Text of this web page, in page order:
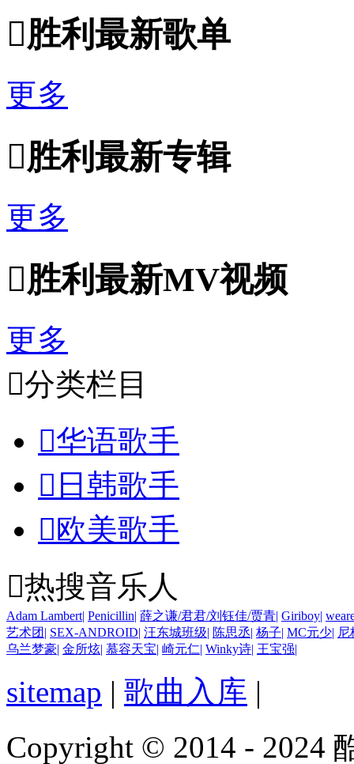
胜利最新歌单
更多
胜利最新专辑
更多
胜利最新MV视频
更多
分类栏目
华语歌手
 日韩歌手
欧美歌手
热搜音乐人
Adam Lambert| Penicillin| 薛之谦/君君/刘钰佳/贾青| Giriboy|
艺术团 | SEX-ANDROID| 汪东城班级| 陈思丞| 杨子| MC元少| 尼
乌兰梦豪| 金所炫| 慕容天宝| 崎元仁| Winky诗| 王宝强|
sitemap | 歌曲入库 |
Copyright © 2014 - 2024